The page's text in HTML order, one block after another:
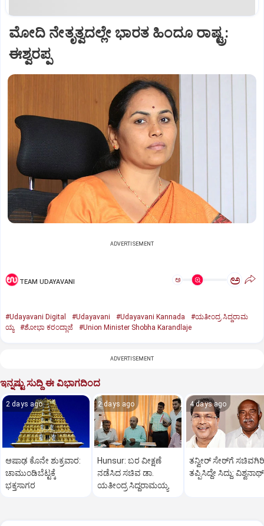
ಮೋದಿ ನೇತೃತ್ವದಲ್ಲೇ ಭಾರತ ಹಿಂದೂ ರಾಷ್ಟ್ರ:
ಈಶ್ವರಪ್ಪ
ADVERTISEMENT
TEAM UDAYAVANI ಅ ಅ
#Udayavani Digital #Udayavani #Udayavani Kannada
#ಯತೀಂದ್ರ ಸಿದ್ದರಾಮ
ಯ್ಯ
#ಶೋಭಾ ಕರಂದ್ಲಾಜೆ #Union Minister Shobha Karandlaje
ADVERTISEMENT
ಇನ್ನಷ್ಟು ಸುದ್ದಿ ಈ ವಿಭಾಗದಿಂದ
2 days ago
ಆಷಾಢ ಕೊನೇ ಶುಕ್ರವಾರ:
ಚಾಮುಂಡಿಬೆಟ್ಟಕ್ಕೆ
ಭಕ್ತಸಾಗರ
2 days ago
Hunsur: ಬರ ವೀಕ್ಷಣೆ
ನಡೆಸಿದ ಸಚಿವ ಡಾ.
ಯತೀಂದ್ರ ಸಿದ್ದರಾಮಯ್ಯ
4 days ago
ತನ್ವೀರ್‌ ಸೇಠ್‌ಗೆ ಸಚಿವಗಿರಿ
ತಪ್ಪಿಸಿದ್ದೇ ಸಿದ್ದು: ವಿಶ್ವನಾಥ್